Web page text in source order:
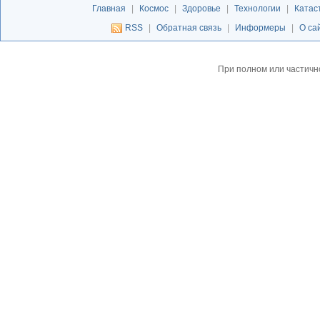
Главная | Космос | Здоровье | Технологии |
RSS
| Обратная связь | Информеры | О
При полном или